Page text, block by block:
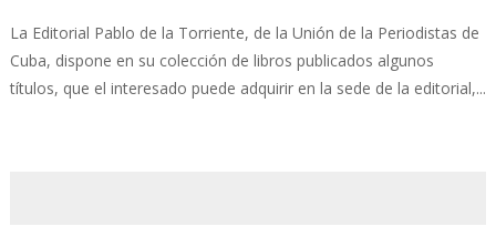
La Editorial Pablo de la Torriente, de la Unión de la Periodistas de
Cuba, dispone en su colección de libros publicados algunos
títulos, que el interesado puede adquirir en la sede de la editorial,...